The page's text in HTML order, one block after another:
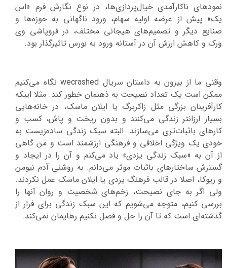
نمودهای ناکارآمدی خیال‌پردازی‌ها، در نوع نگارش فرم «اس
یک» پیش از عرضه اولیه سهام، ورود ناگهانی به حوزه‌ها و
صنایع دیگر و تصمیم‌های هیجانی مختلف، در فروپاشی وی
ورک و کاهش ارزش آن در آستانه ورود به بورس تاثیرگذار بود.
وقتی ما از بیرون به داستان سریال wecrashed نگاه می‌کنیم
ممکن است یک تعداد نصیحت به ذهنمان خطور کند. مثلا اینکه
کارآفرینان بزرگی مثل زاکربرگ یا ایلان ماسک، در خانه‌هایی
بسیار ارزانتر زندگی می‌کنند و بدون ریخت و پاش، کسب و
کارهای باثبات‌تری می‌سازند. البته سبک زندگی ساده‌زیست به
خودی یک ویژگی اخلاقی و فرهنگی ارزشمند است و من گاهی
از آن به «سبک زندگی یزدی» یاد می‌کنم و آن را در ایجاد و
گسترش ساختارهای باثبات موثر می‌دانم. به روشنی آدم نیومن
و ریوکا، اصلا در قالب فرهنگ یزدی یا ایلان ماسک عمل نکردند.
ولی اگر به جای نصیحت، زخم‌های شخصیت و روان آنها را
بررسی کنیم، متوجه می‌شویم که این سبک زندگی برای فرار از
گذشته‌ای است که تا آن را حل و فصل نکنیم رهایمان نمی‌کند.